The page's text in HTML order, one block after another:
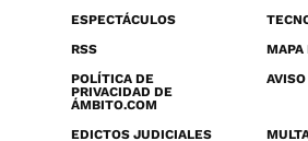
ESPECTÁCULOS
RSS
MAPA
POLÍTICA DE
PRIVACIDAD DE
ÁMBITO.COM
EDICTOS JUDICIALES